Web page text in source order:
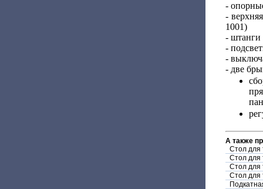
-
-
1001)
- штанги
-
-
- две
А также
Стол для
Стол для
Стол для
Стол для